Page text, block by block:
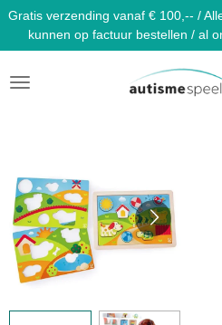
Ga
direct
naar
de
hoofdinhoud
Gratis verzending vanaf € 100,-- /
kunnen op factuur bestellen / al